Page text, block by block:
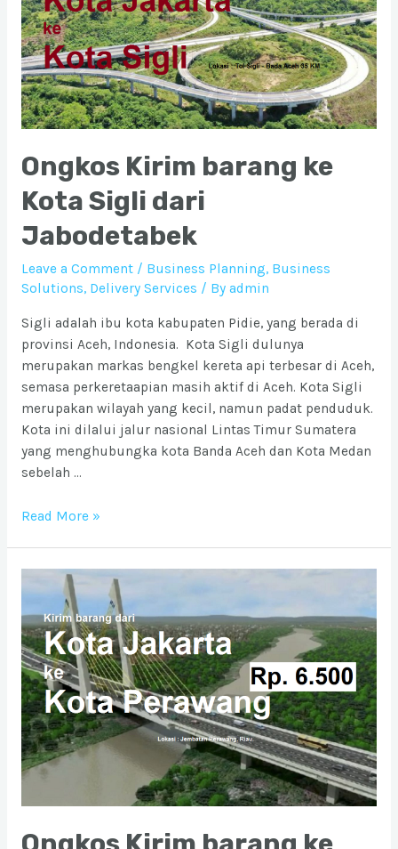
Ongkos Kirim barang ke
Kota Sigli dari
Jabodetabek
Leave a Comment / Business Planning, Business
Solutions, Delivery Services / By admin
Sigli adalah ibu kota kabupaten Pidie, yang berada di
provinsi Aceh, Indonesia. Kota Sigli dulunya
merupakan markas bengkel kereta api terbesar di Aceh,
semasa perkeretaapian masih aktif di Aceh. Kota Sigli
merupakan wilayah yang kecil, namun padat penduduk.
Kota ini dilalui jalur nasional Lintas Timur Sumatera
yang menghubungka kota Banda Aceh dan Kota Medan
sebelah …
Ongkos
Sigli
dari
Jabodetabek
Read More »